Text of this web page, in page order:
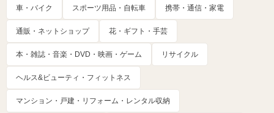
車・バイク スポーツ用品・自転車 携帯・通信・家電
通販・ネットショップ 花・ギフト・手芸
本・雑誌・音楽・DVD・映画・ゲーム リサイクル
ヘルス&ビューティ・フィットネス
マンション・戸建・リフォーム・レンタル収納